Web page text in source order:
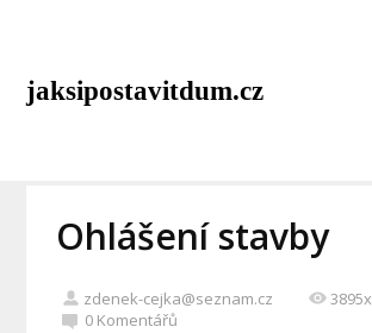
jaksipostavitdum.cz
Ohlášení stavby
zdenek-cejka@seznam.cz
3895x
0 Komentářů